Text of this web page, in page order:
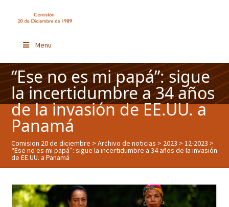
Menu
“Ese no es mi papá”: sigue
la incertidumbre a 34 años
de la invasión de EE.UU. a
Panamá
Comision 20 de diciembre >Archivo de noticias > 2023 >12-2023 >
“Ese no es mi papá”: sigue la incertidumbre a 34 años de la invasión
de EE.UU. a Panamá